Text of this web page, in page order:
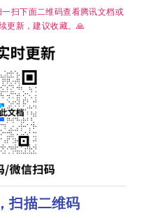
悚/犯罪/奇
幻/冒险/4K
完结 夸克
扫下面二维码查看腾讯文档或
更新，建议收藏。🙏
扫描二维码